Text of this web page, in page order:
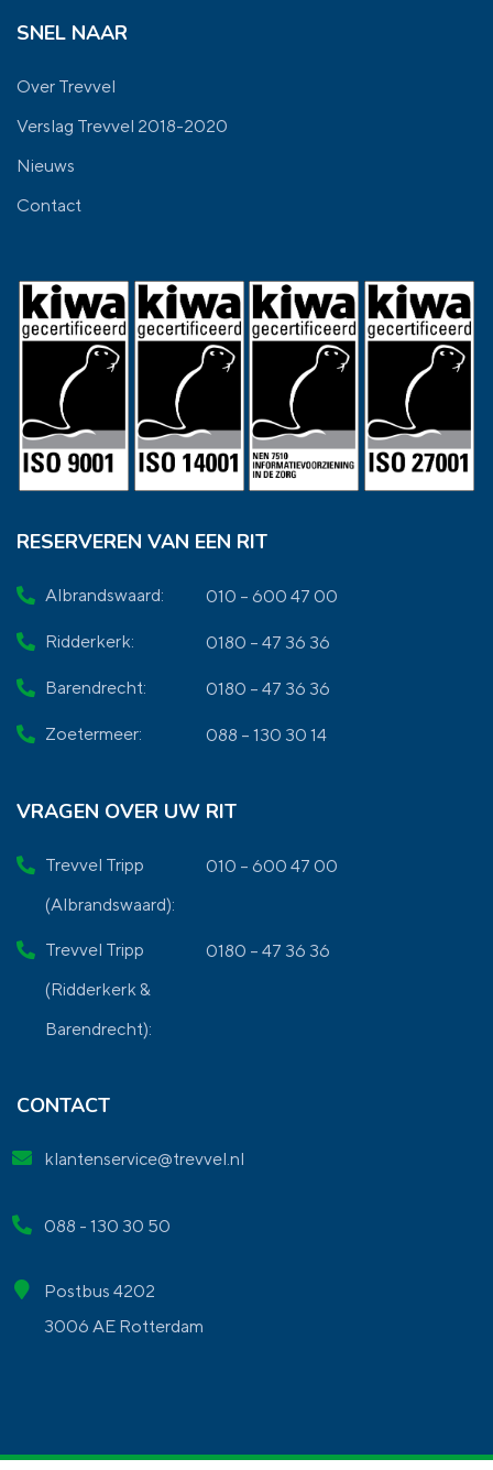
SNEL NAAR
Over Trevvel
Verslag Trevvel 2018-2020
Nieuws
Contact
RESERVEREN VAN EEN RIT
Albrandswaard: 010 – 600 47 00
Ridderkerk: 0180 – 47 36 36
Barendrecht: 0180 – 47 36 36
Zoetermeer: 088 – 130 30 14
VRAGEN OVER UW RIT
Trevvel Tripp
(Albrandswaard):
010 – 600 47 00
Trevvel Tripp
(Ridderkerk &
Barendrecht):
0180 – 47 36 36
CONTACT
klantenservice@trevvel.nl
088 - 130 30 50
Postbus 4202
3006 AE Rotterdam